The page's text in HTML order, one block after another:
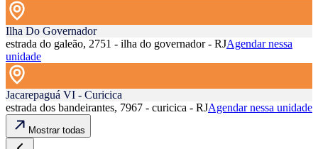
Ilha Do Governador
estrada do galeão, 2751 - ilha do governador - RJAgendar nessa
unidade
Jacarepaguá VI - Curicica
estrada dos bandeirantes, 7967 - curicica - RJAgendar nessa unidade
Mostrar todas